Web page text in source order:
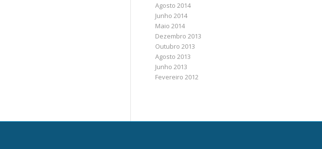
Agosto 2014
Junho 2014
Maio 2014
Dezembro 2013
Outubro 2013
Agosto 2013
Junho 2013
Fevereiro 2012